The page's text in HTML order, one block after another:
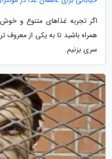
اگر تجربه غذاهای متنوع و
همراه باشید تا به یکی از معروف
سری بزنیم.